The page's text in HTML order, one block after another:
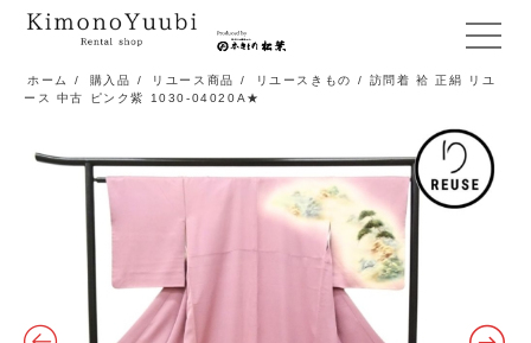
メ
ニ
ー
開
閉
ホーム / 購入品 / リユース商品 / リユースきもの
/ 訪問着 袷 正絹 リユ
ース 中古 ピンク紫 1030-04020A★